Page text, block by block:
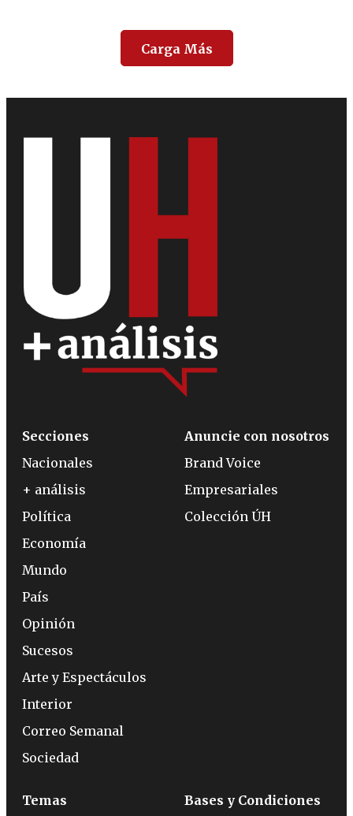
Carga Más
Secciones
Nacionales
+ análisis
Política
Economía
Mundo
País
Opinión
Sucesos
Arte y Espectáculos
Interior
Correo Semanal
Sociedad
Anuncie con nosotros
Brand Voice
Empresariales
Colección ÚH
Temas Bases y Condiciones